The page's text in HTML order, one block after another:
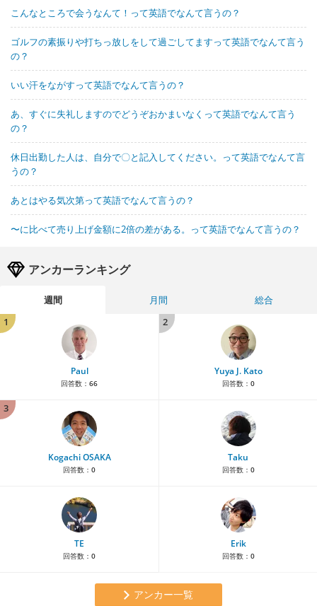
こんなところで会うなんて！って英語でなんて言うの？
ゴルフの素振りや打ちっ放しをして過ごしてますって英語でなんて言う
の？
いい汗をながすって英語でなんて言うの？
あ、すぐに失礼しますのでどうぞおかまいなくって英語でなんて言う
の？
休日出勤した人は、自分で〇と記入してください。って英語でなんて言
うの？
あとはやる気次第って英語でなんて言うの？
〜に比べて売り上げ金額に2倍の差がある。って英語でなんて言うの？
アンカーランキング
週間 月間
総合
1
Paul
回答数： 66
2
Yuya J. Kato
回答数： 0
3
Kogachi OSAKA
回答数： 0
Taku
回答数： 0
TE
回答数： 0
Erik
回答数： 0
アンカー一覧